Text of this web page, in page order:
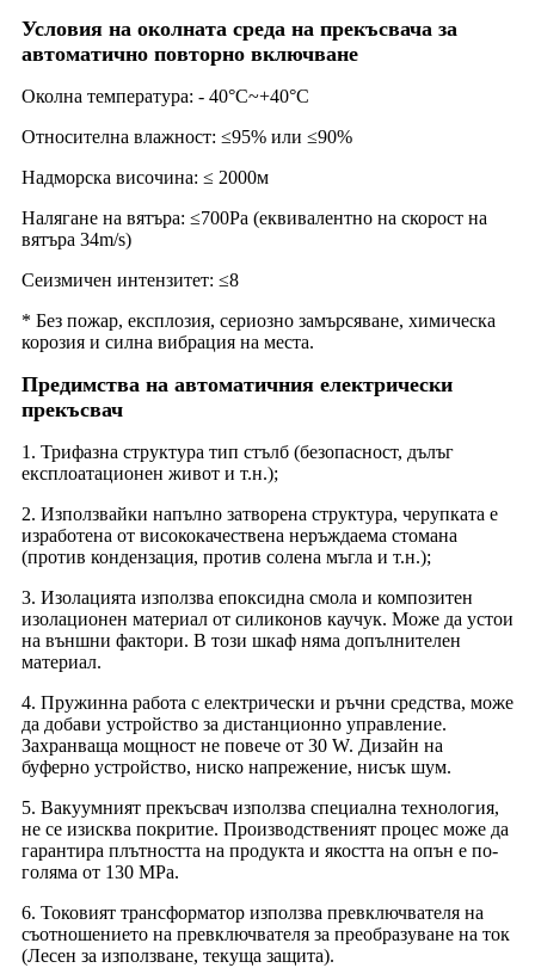
Условия на околната среда на прекъсвача за
автоматично повторно включване
Околна температура: - 40°C~+40°C
Относителна влажност: ≤95% или ≤90%
Надморска височина: ≤ 2000м
Налягане на вятъра: ≤700Pa (еквивалентно на скорост на
вятъра 34m/s)
Сеизмичен интензитет: ≤8
* Без пожар, експлозия, сериозно замърсяване, химическа
корозия и силна вибрация на места.
Предимства на автоматичния електрически
прекъсвач
1. Трифазна структура тип стълб (безопасност, дълъг
експлоатационен живот и т.н.);
2. Използвайки напълно затворена структура, черупката е
изработена от висококачествена неръждаема стомана
(против кондензация, против солена мъгла и т.н.);
3. Изолацията използва епоксидна смола и композитен
изолационен материал от силиконов каучук. Може да устои
на външни фактори. В този шкаф няма допълнителен
материал.
4. Пружинна работа с електрически и ръчни средства, може
да добави устройство за дистанционно управление.
Захранваща мощност не повече от 30 W. Дизайн на
буферно устройство, ниско напрежение, нисък шум.
5. Вакуумният прекъсвач използва специална технология,
не се изисква покритие. Производственият процес може да
гарантира плътността на продукта и якостта на опън е по-
голяма от 130 MPa.
6. Токовият трансформатор използва превключвателя на
съотношението на превключвателя за преобразуване на ток
(Лесен за използване, текуща защита).